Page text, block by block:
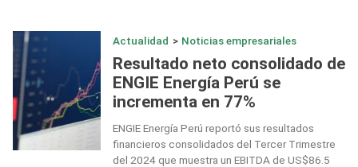
Actualidad > Noticias empresariales
Resultado neto consolidado de
ENGIE Energía Perú se
incrementa en 77%
ENGIE Energía Perú reportó sus resultados
financieros consolidados del Tercer Trimestre
del 2024 que muestra un EBITDA de US$86.5